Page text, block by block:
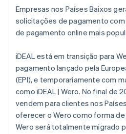
Empresas nos Países Baixos
solicitações de pagamento com
de pagamento online mais
iDEAL está em transição para
pagamento lançado pela
(EPI), e temporariamente com
como iDEAL | Wero. No final de
vendem para clientes nos
oferecer o Wero como forma de
Wero será totalmente migrado